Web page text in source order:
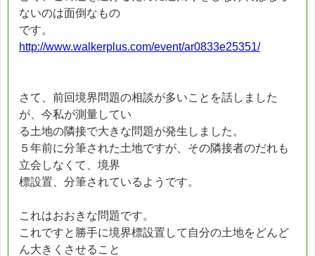
ないのは面倒なもの
です。
http://www.walkerplus.com/event/ar0833e25351/
さて、前回境界問題の相談が多いことを話しました
が、今私が測量してい
る土地の隣接で大きな問題が発生しました。
５年前に分筆された土地ですが、その隣接者のだれも
立会しなくて、境界
標設置、分筆されているようです。
これはおおきな問題です。
これですと勝手に境界標設置して自分の土地をどんど
ん大きくさせること